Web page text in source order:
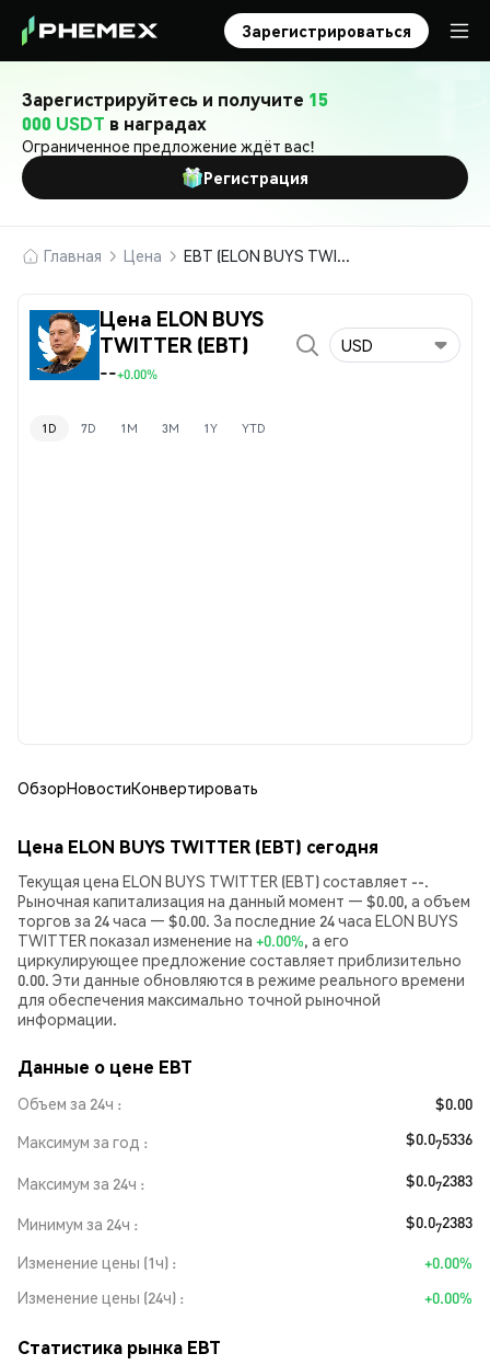
Зарегистрироваться
Зарегистрируйтесь и получите 15
000 USDT в наградах
Ограниченное предложение ждёт вас!
Регистрация
Главная Цена EBT (ELON BUYS TWITTER)
Цена ELON BUYS
TWITTER (EBT)
--+0.00%
USD
1D 7D 1M 3M 1Y YTD
ОбзорНовостиКонвертировать
Цена ELON BUYS TWITTER (EBT) сегодня
Текущая цена ELON BUYS TWITTER (EBT) составляет --.
Рыночная капитализация на данный момент — $0.00, а объем
торгов за 24 часа — $0.00. За последние 24 часа ELON BUYS
TWITTER показал изменение на +0.00%, а его
циркулирующее предложение составляет приблизительно
0.00. Эти данные обновляются в режиме реального времени
для обеспечения максимально точной рыночной
информации.
Данные о цене EBT
Объем за 24ч
$0.00
Максимум за год
$0.075336
Максимум за 24ч $0.072383
Минимум за 24ч $0.072383
Изменение цены (1ч)
+0.00%
Изменение цены (24ч)
+0.00%
Статистика рынка EBT